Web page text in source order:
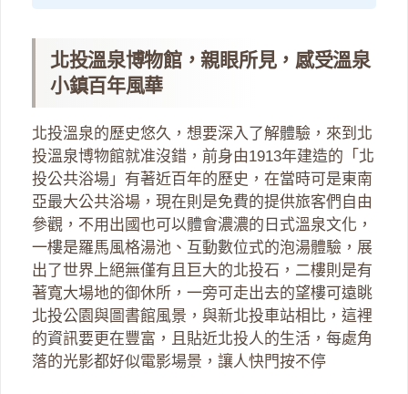
北投溫泉博物館，親眼所見，感受溫泉
小鎮百年風華
北投溫泉的歷史悠久，想要深入了解體驗，來到北
投溫泉博物館就准沒錯，前身由1913年建造的「北
投公共浴場」有著近百年的歷史，在當時可是東南
亞最大公共浴場，現在則是免費的提供旅客們自由
參觀，不用出國也可以體會濃濃的日式溫泉文化，
一樓是羅馬風格湯池、互動數位式的泡湯體驗，展
出了世界上絕無僅有且巨大的北投石，二樓則是有
著寬大場地的御休所，一旁可走出去的望樓可遠眺
北投公園與圖書館風景，與新北投車站相比，這裡
的資訊要更在豐富，且貼近北投人的生活，每處角
落的光影都好似電影場景，讓人快門按不停